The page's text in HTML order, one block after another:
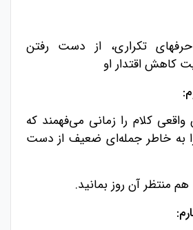
تکراری، از دست رفتن
کاهش اقتدار او
کلام را زمانی می‌فهمند که
به خاطر جمله‌ای ضعیف از دست
منتظر آن روز بمانید.